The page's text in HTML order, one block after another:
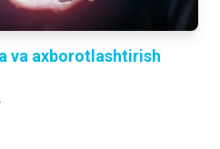
va axborotlashtirish